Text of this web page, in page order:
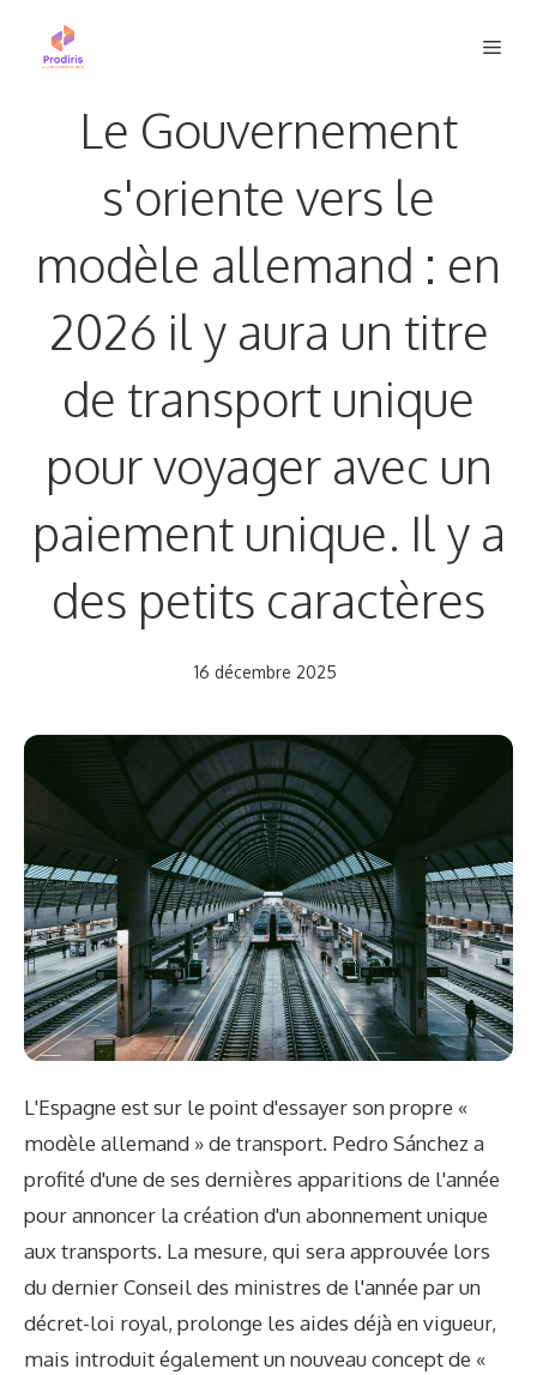
Le Gouvernement
s'oriente vers le
modèle allemand : en
2026 il y aura un titre
de transport unique
pour voyager avec un
paiement unique. Il y a
des petits caractères
16 décembre 2025
L'Espagne est sur le point d'essayer son propre «
modèle allemand » de transport. Pedro Sánchez a
profité d'une de ses dernières apparitions de l'année
pour annoncer la création d'un abonnement unique
aux transports. La mesure, qui sera approuvée lors
du dernier Conseil des ministres de l'année par un
décret-loi royal, prolonge les aides déjà en vigueur,
mais introduit également un nouveau concept de «